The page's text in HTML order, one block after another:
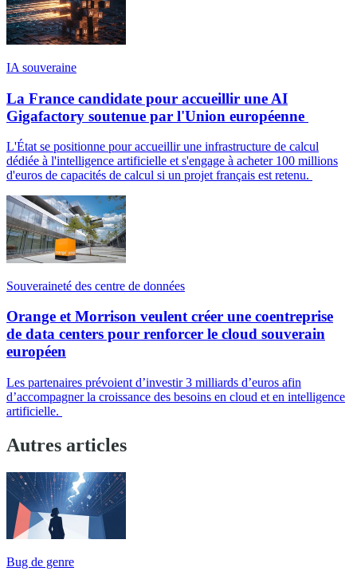
IA souveraine
La France candidate pour accueillir une AI
Gigafactory soutenue par l'Union européenne
L'État se positionne pour accueillir une infrastructure de calcul
dédiée à l'intelligence artificielle et s'engage à acheter 100 millions
d'euros de capacités de calcul si un projet français est retenu.
Souveraineté des centre de données
Orange et Morrison veulent créer une coentreprise
de data centers pour renforcer le cloud souverain
européen
Les partenaires prévoient d’investir 3 milliards d’euros afin
d’accompagner la croissance des besoins en cloud et en intelligence
artificielle.
Autres articles
Bug de genre